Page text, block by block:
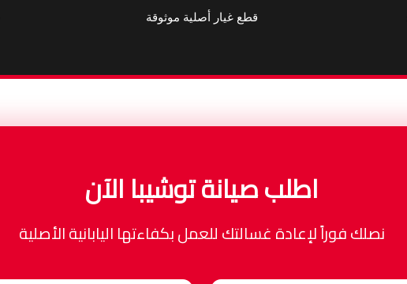
قطع غيار أصلية موثوقة
اطلب صيانة توشيبا الآن
نصلك فوراً لإعادة غسالتك للعمل بكفاءتها اليابانية الأصلية